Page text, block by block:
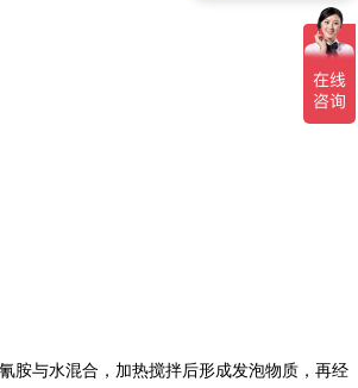
胺与水混合，加热搅拌后形成发泡物质，再经